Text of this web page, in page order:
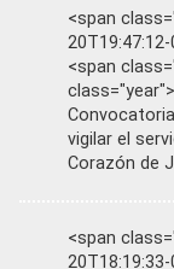
<span
<span
vigilar el
Corazón de
<span